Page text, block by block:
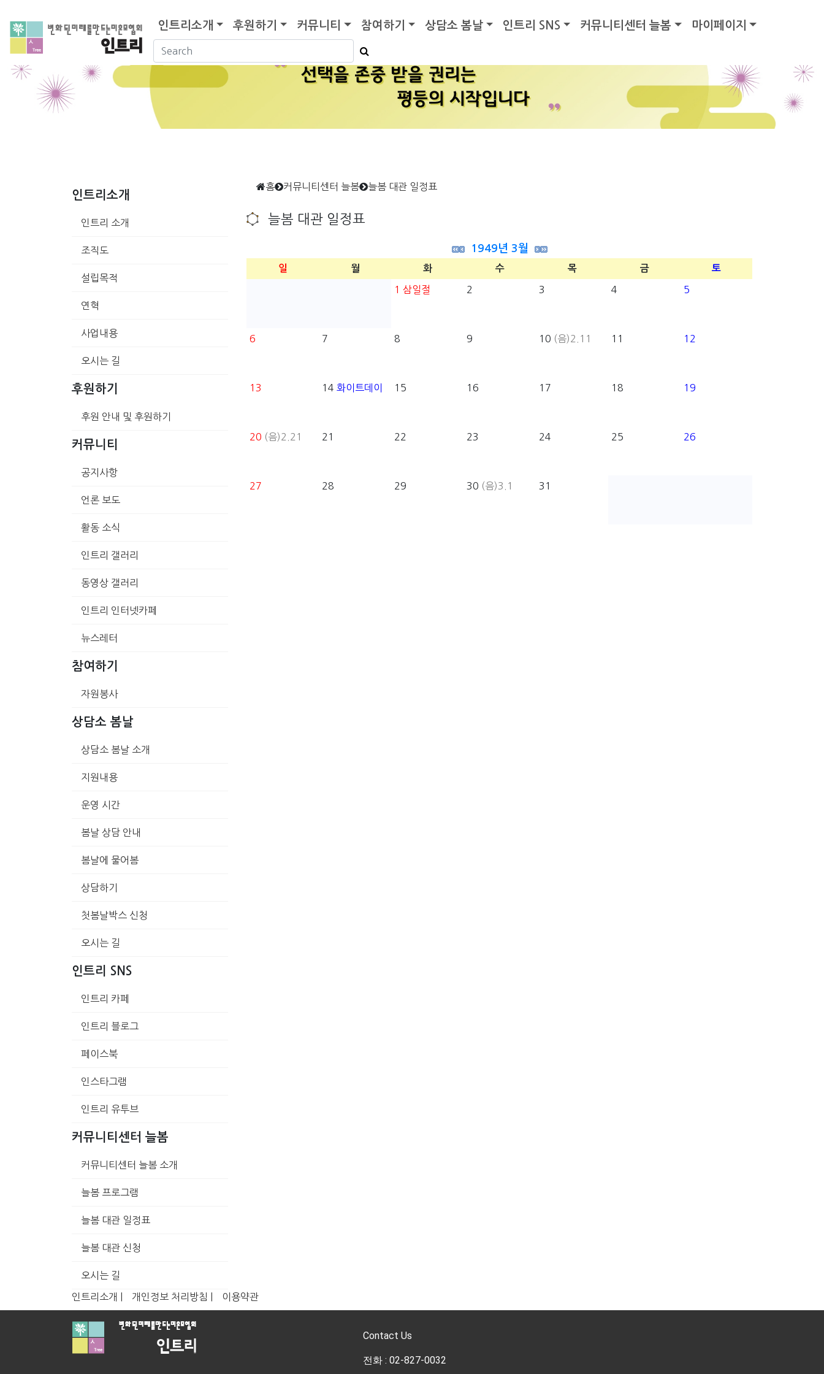
인트리소개 후원하기 커뮤니티 참여하기 상담소 봄날 인트리 SNS 커뮤니티센터 늘봄 마이페이지
인트리소개
인트리 소개
조직도
설립목적
연혁
사업내용
오시는 길
후원하기
후원 안내 및 후원하기
커뮤니티
공지사항
언론 보도
활동 소식
인트리 갤러리
동영상 갤러리
인트리 인터넷카페
뉴스레터
참여하기
자원봉사
상담소 봄날
상담소 봄날 소개
지원내용
운영 시간
봄날 상담 안내
봄날에 물어봄
상담하기
첫봄날박스 신청
오시는 길
인트리 SNS
인트리 카페
인트리 블로그
페이스북
인스타그램
인트리 유투브
커뮤니티센터 늘봄
커뮤니티센터 늘봄 소개
늘봄 프로그램
늘봄 대관 일정표
늘봄 대관 신청
오시는 길
홈 커뮤니티센터 늘봄 늘봄 대관 일정표
늘봄 대관 일정표
1949년 3월
일 월 화 수 목 금 토
1 삼일절 2 3 4 5
6 7 8 9 10 (음)2.11 11 12
13 14 화이트데이 15 16 17 18 19
20 (음)2.21 21 22 23 24 25 26
27 28 29 30 (음)3.1 31
인트리소개 | 개인정보 처리방침 | 이용약관
Contact Us
전화 : 02-827-0032